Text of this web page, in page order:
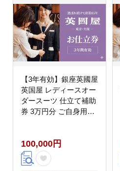
【3年有効】銀座英國屋
英国屋 レディースオー
ダースーツ 仕立て補助
券 3万円分 ご自身用包
100,000円